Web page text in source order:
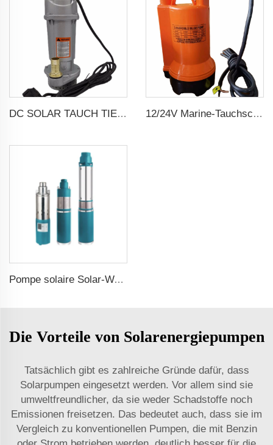
DC SOLAR TAUCH TIEFENBRUNNENWASSERPUMP 12/24V Marine-Tauchschiffswasserpumpe
Pompe solaire Solar-Wasserpumpe
Die Vorteile von Solarenergiepumpen
Tatsächlich gibt es zahlreiche Gründe dafür, dass
Solarpumpen eingesetzt werden. Vor allem sind sie
umweltfreundlicher, da sie weder Schadstoffe noch
Emissionen freisetzen. Das bedeutet auch, dass sie im
Vergleich zu konventionellen Pumpen, die mit Benzin